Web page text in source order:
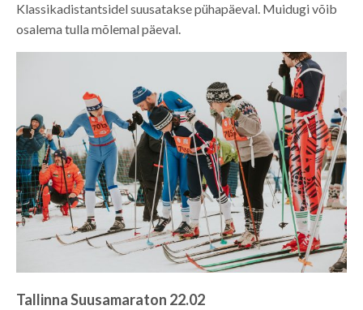
Klassikadistantsidel suusatakse pühapäeval. Muidugi võib
osalema tulla mõlemal päeval.
Tallinna Suusamaraton 22.02